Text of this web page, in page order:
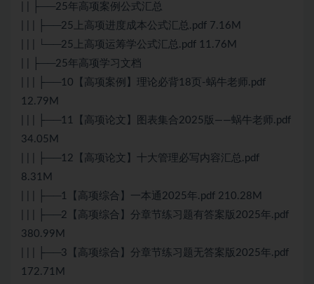
| | ├──25年高项案例公式汇总
| | | ├──25上高项进度成本公式汇总.pdf 7.16M
| | | └──25上高项运筹学公式汇总.pdf 11.76M
| | ├──25年高项学习文档
| | | ├──10【高项案例】理论必背18页-蜗牛老师.pdf
12.79M
| | | ├──11【高项论文】图表集合2025版——蜗牛老师.pdf
34.05M
| | | ├──12【高项论文】十大管理必写内容汇总.pdf
8.31M
| | | ├──1【高项综合】一本通2025年.pdf 210.28M
| | | ├──2【高项综合】分章节练习题有答案版2025年.pdf
380.99M
| | | ├──3【高项综合】分章节练习题无答案版2025年.pdf
172.71M